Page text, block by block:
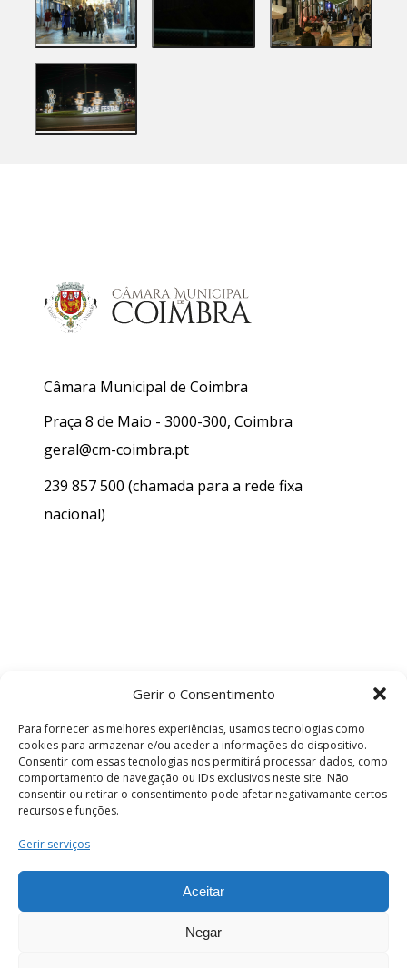
Gerir o Consentimento
Para fornecer as melhores experiências, usamos tecnologias como
cookies para armazenar e/ou aceder a informações do dispositivo.
Consentir com essas tecnologias nos permitirá processar dados, como
comportamento de navegação ou IDs exclusivos neste site. Não
consentir ou retirar o consentimento pode afetar negativamante certos
recursos e funções.
Gerir serviços
Aceitar
Negar
Câmara Municipal de Coimbra
Praça 8 de Maio - 3000-300, Coimbra
geral@cm-coimbra.pt
239 857 500 (chamada para a rede fixa
nacional)
Termos e Condições
os direitos reservados.